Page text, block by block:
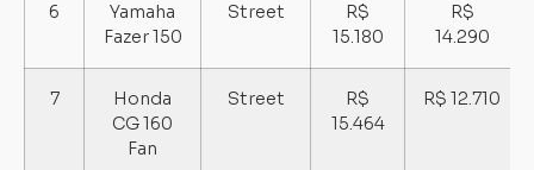
6
Yamaha
Fazer 150
Street
R$
15.180
R$
14.290
7
Honda
CG 160
Fan
Street
R$
15.464
R$ 12.710